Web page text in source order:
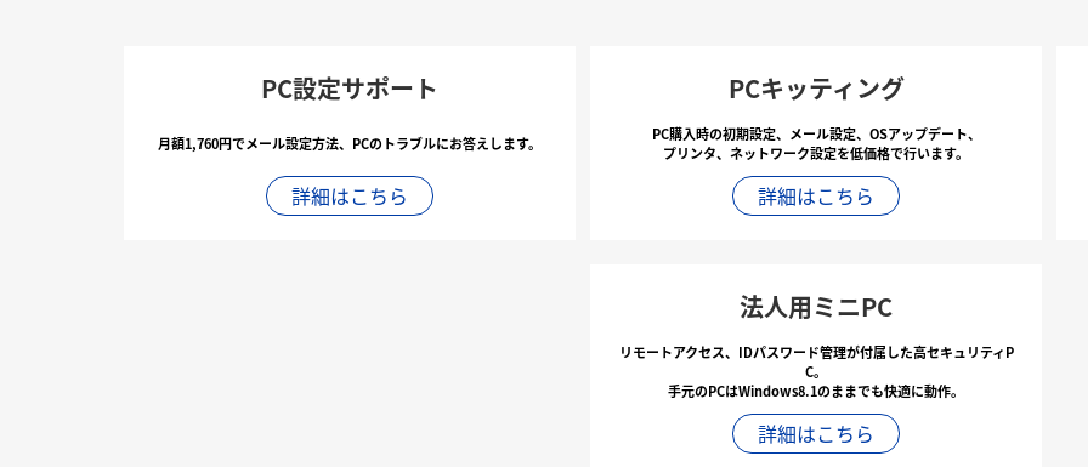
PC設定サポート
月額1,760円でメール設定方法、PCのトラブルにお答えします。
詳細はこちら
PCキッティング
PC購入時の初期設定、メール設定、OSアップデート、
プリンタ、ネットワーク設定を低価格で行います。
詳細はこちら
法人用ミニPC
リモートアクセス、IDパスワード管理が付属した高セキュリティP
C。
手元のPCはWindows8.1のままでも快適に動作。
詳細はこちら